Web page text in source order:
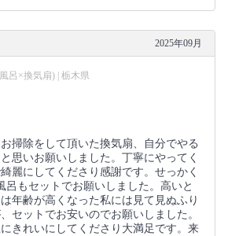
2025年09月
呂×換気扇) | 栃木県
掃除をして頂いた換気扇、自分でやる
思いお願いしました。丁寧にやってく
麗にしてくださり感謝です。せっかく
呂もセットでお願いしました。高いと
年齢が高くなった私には見て見ぬふり
セットでお安いのでお願いしました。
きれいにしてくださり大満足です。来